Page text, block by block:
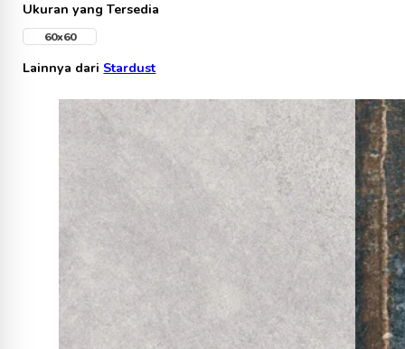
Ukuran yang Tersedia
60x60
Lainnya dari Stardust